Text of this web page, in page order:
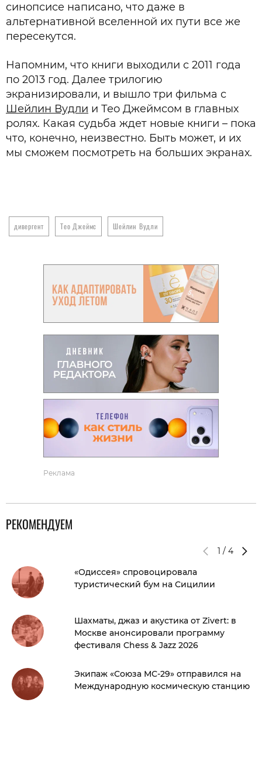
синопсисе написано, что даже в
альтернативной вселенной их пути все же
пересекутся.
Напомним, что книги выходили с 2011 года
по 2013 год. Далее трилогию
экранизировали, и вышло три фильма с
Шейлин Вудли и Тео Джеймсом в главных
ролях. Какая судьба ждет новые книги – пока
что, конечно, неизвестно. Быть может, и их
мы сможем посмотреть на больших экранах.
дивергент Тео Джеймс Шейлин Вудли
Реклама
РЕКОМЕНДУЕМ
1 / 4
«Одиссея» спровоцировала
туристический бум на Сицилии
Шахматы, джаз и акустика от Zivert: в
Москве анонсировали программу
фестиваля Chess & Jazz 2026
Экипаж «Союза МС-29» отправился на
Международную космическую станцию